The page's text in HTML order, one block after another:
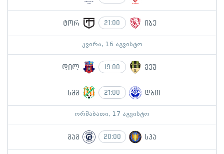
ტორ 21:00 იბე
კვირა, 16 აგვისტო
დილ 19:00 მეშ
სმგ 21:00 დბთ
ორშაბათი, 17 აგვისტო
გაგ 20:00 სპა